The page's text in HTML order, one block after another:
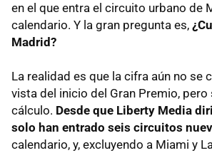
en el que entra el circuito urbano de
calendario. Y la gran pregunta es,
Madrid?
La realidad es que la cifra aún no se
vista del inicio del Gran Premio, pero
cálculo. Desde que Liberty Media
solo han entrado seis circuitos
calendario, y, excluyendo a Miami y